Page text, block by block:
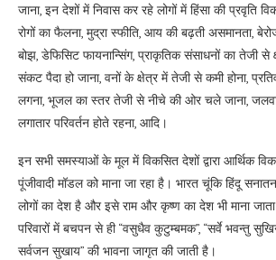
जाना, इन देशों में निवास कर रहे लोगों में हिंसा की प्रवृति
रोगों का फैलना, मुद्रा स्फीति, आय की बढ़ती असमानता,
बोझ, डेफिसिट फायनान्सिंग, प्राकृतिक संसाधनों का तेजी से
संकट पैदा हो जाना, वनों के क्षेत्र में तेजी से कमी होना,
लगना, भूजल का स्तर तेजी से नीचे की ओर चले जाना,
लगातार परिवर्तन होते रहना, आदि।
इन सभी समस्याओं के मूल में विकसित देशों द्वारा आर्थिक
पूंजीवादी मॉडल को माना जा रहा है। भारत चूंकि हिंदू
लोगों का देश है और इसे राम और कृष्ण का देश भी माना जाता
परिवारों में बचपन से ही “वसुधैव कुटुम्बमक”, “सर्वे भवन्तु
सर्वजन सुखाय” की भावना जागृत की जाती है।